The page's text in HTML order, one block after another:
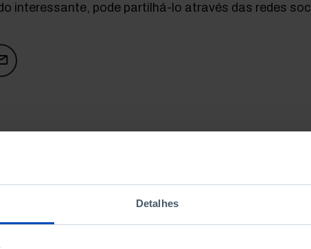
Detalhes
interessante, pode partilhá-lo através das redes